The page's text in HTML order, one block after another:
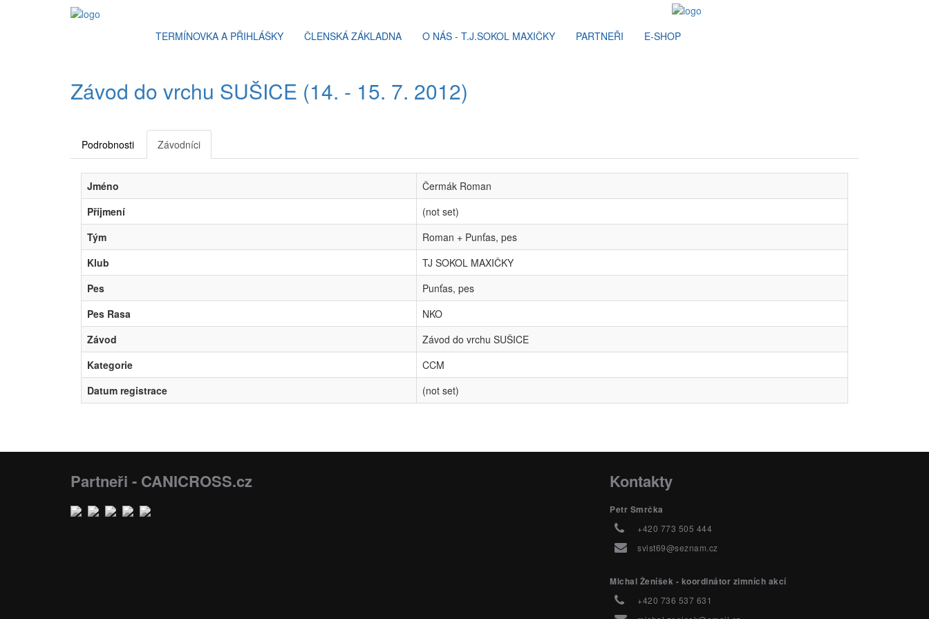
TERMÍNOVKA A PŘIHLÁŠKY ČLENSKÁ ZÁKLADNA O NÁS - T.J.SOKOL MAXIČKY PARTNEŘI E-SHOP
Závod do vrchu SUŠICE (14. - 15. 7. 2012)
Podrobnosti Závodníci
Jméno
Čermák Roman
Příjmení
(not set)
Tým
Roman + Punťas, pes
Klub
TJ SOKOL MAXIČKY
Pes
Punťas, pes
Pes Rasa
NKO
Závod
Závod do vrchu SUŠICE
Kategorie
CCM
Datum registrace
(not set)
Partneři - CANICROSS.cz Kontakty
Petr Smrčka
+420 773 505 444
svist69@seznam.cz
Michal Ženíšek - koordinátor zimních akcí
+420 736 537 631